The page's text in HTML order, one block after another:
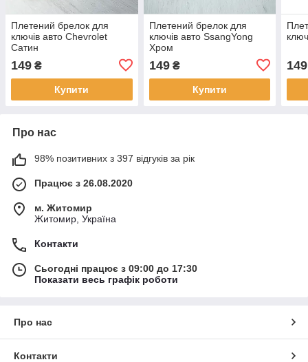
Плетений брелок для
ключів авто Chevrolet
Сатин
149 ₴
Купити
Плетений брелок для
ключів авто SsangYong
Хром
149₴
Купити
149
Про нас
98% позитивних з 397 відгуків за рік
Працює з 26.08.2020
м. Житомир
Житомир, Україна
Контакти
Сьогодні працює з 09:00 до 17:30
Показати весь графік роботи
Про нас
Контакти